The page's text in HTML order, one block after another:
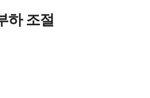
하 조절